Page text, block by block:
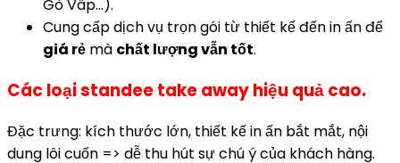
Gò Vâp…).
Cung cấp dịch vụ trọn gói từ thiết kế đến in ấn để
giá rẻ mà chất lượng vẫn tốt.
Các loại standee take away hiệu quả cao.
Đặc trưng: kích thước lớn, thiết kế in ấn bắt mắt, nội
dung lôi cuốn => dễ thu hút sự chú ý của khách hàng.